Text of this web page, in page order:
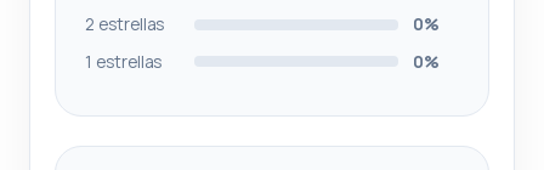
2 estrellas
0%
1 estrellas
0%